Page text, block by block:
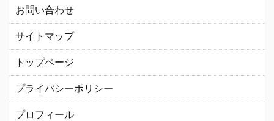
お問い合わせ
サイトマップ
トップページ
プライバシーポリシー
プロフィール